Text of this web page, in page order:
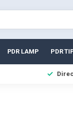
PDR LAMP PDR